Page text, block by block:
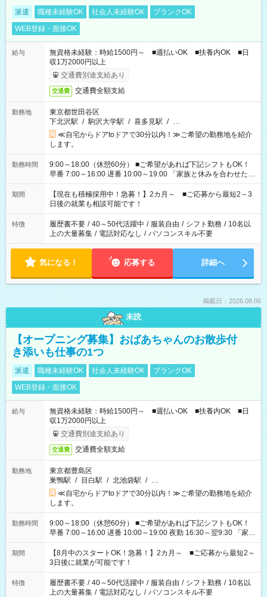
派遣 職種未経験OK 社会人未経験OK
ブランクOK
WEB登録・面接OK
給与
無資格未経験：時給1500円～ ■週払いOK ■扶養内OK ■日
収1万2000円以上
交通費別途支給あり
交通費 交通費全額支給
勤務地
東京都世田谷区
下北沢駅 / 駒沢大学駅 / 喜多見駅 / …
≪自宅からドアtoドアで30分以内！≫ご希望の勤務地を紹介
します。
勤務時間
9:00～18:00（休憩60分） ■ご希望があれば下記シフトもOK！
早番 7:00～16:00 遅番 10:00～19:00 「家族と休みを合わせた
い」 「余裕を持って夕飯の準備がしたい」 「できれば残業はし
たくない」 など、ご希望を教えてくださいね。 ※Wワーク希望
の方へ 今ご覧のお仕事で希望する勤務時間と、もう1つのお仕事
の勤務時間。 合計で週40時間を超える場合は応募できません。
期間
【現在も積極採用中！急募！】2カ月～ ■ご応募から最短2～3
日後の就業も相談可能です！
特徴 履歴書不要 / 40～50代活躍中 / 服装自由 / シフト勤務 / 10名以
上の大量募集 / 電話対応なし / パソコンスキル不要
気になる！ 応募する 詳細へ
掲載日：2026.08.06
未読
【オープニング募集】おばあちゃんのお散歩付
き添いも仕事の1つ
派遣 職種未経験OK 社会人未経験OK
ブランクOK
WEB登録・面接OK
給与
無資格未経験：時給1500円～ ■週払いOK ■扶養内OK ■日
収1万2000円以上
交通費別途支給あり
交通費 交通費全額支給
勤務地
東京都豊島区
巣鴨駅 / 目白駅 / 北池袋駅 / …
≪自宅からドアtoドアで30分以内！≫ご希望の勤務地を紹介
します。
勤務時間
9:00～18:00（休憩60分） ■ご希望があれば下記シフトもOK！
早番 7:00～16:00 遅番 10:00～19:00 夜勤 16:30～翌9:30 「家族
と休みを合わせたい」 「余裕を持って夕飯の準備がしたい」
「できれば残業はしたくない」 など、ご希望を教えてください
ね。 ※Wワーク希望の方へ 今ご覧のお仕事で希望する勤務時間
と、もう1つのお仕事の勤務時間。 合計で週40時間を超える場
合は応募できません。
期間
【8月中のスタートOK！急募！】2カ月～ ■ご応募から最短2～
3日後に就業が可能です！
特徴 履歴書不要 / 40～50代活躍中 / 服装自由 / シフト勤務 / 10名以
上の大量募集 / 電話対応なし / パソコンスキル不要